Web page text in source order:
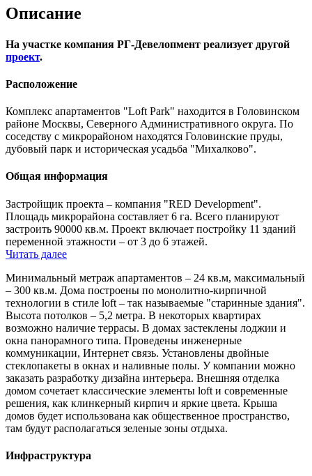
Описание
На участке компания РГ-Девелопмент реализует другой
проект.
Расположение
Комплекс апартаментов "Loft Park" находится в Головинском
районе Москвы, Северного Административного округа. По
соседству с микрорайоном находятся Головинские пруды,
дубовый парк и историческая усадьба "Михалково".
Общая информация
Застройщик проекта – компания "RED Development".
Площадь микрорайона составляет 6 га. Всего планируют
застроить 90000 кв.м. Проект включает постройку 11 зданий
переменной этажности – от 3 до 6 этажей.
Читать далее
Минимальный метраж апартаментов – 24 кв.м, максимальный
– 300 кв.м. Дома построены по монолитно-кирпичной
технологии в стиле loft – так называемые "старинные здания".
Высота потолков – 5,2 метра. В некоторых квартирах
возможно наличие террасы. В домах застеклены лоджии и
окна панорамного типа. Проведены инженерные
коммуникации, Интернет связь. Установлены двойные
стеклопакеты в окнах и наливные полы. У компании можно
заказать разработку дизайна интерьера. Внешняя отделка
домом сочетает классические элементы loft и современные
решения, как клинкерный кирпич и яркие цвета. Крыша
домов будет использована как общественное пространство,
там будут располагаться зеленые зоны отдыха.
Инфраструктура